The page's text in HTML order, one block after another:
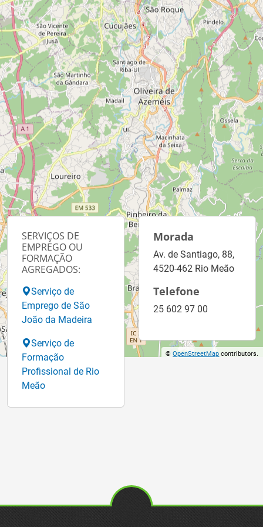
©OpenStreetMap contributors.
SERVIÇOS DE
EMPREGO OU
FORMAÇÃO
AGREGADOS:
Serviço de
Emprego de São
João da Madeira
Serviço de
Formação
Profissional de Rio
Meão
Morada
Av. de Santiago, 88,
4520-462 Rio Meão
Telefone
25 602 97 00